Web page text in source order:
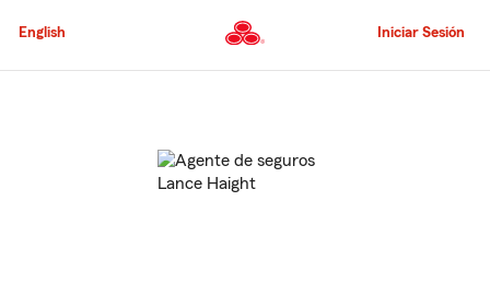
al
principal
English Iniciar Sesión